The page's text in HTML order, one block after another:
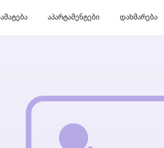
აპარტამენტები დახმარება